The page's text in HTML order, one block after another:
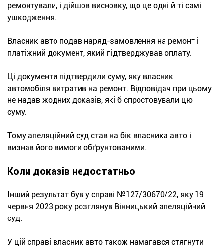
ремонтували, і дійшов висновку, що це одні й ті самі
ушкодження.
Власник авто подав наряд-замовлення на ремонт і
платіжний документ, який підтверджував оплату.
Ці документи підтвердили суму, яку власник
автомобіля витратив на ремонт. Відповідач при цьому
не надав жодних доказів, які б спростовували цю
суму.
Тому апеляційний суд став на бік власника авто і
визнав його вимоги обґрунтованими.
Коли доказів недостатньо
Інший результат був у справі №127/30670/22, яку 19
червня 2023 року розглянув Вінницький апеляційний
суд.
У цій справі власник авто також намагався стягнути